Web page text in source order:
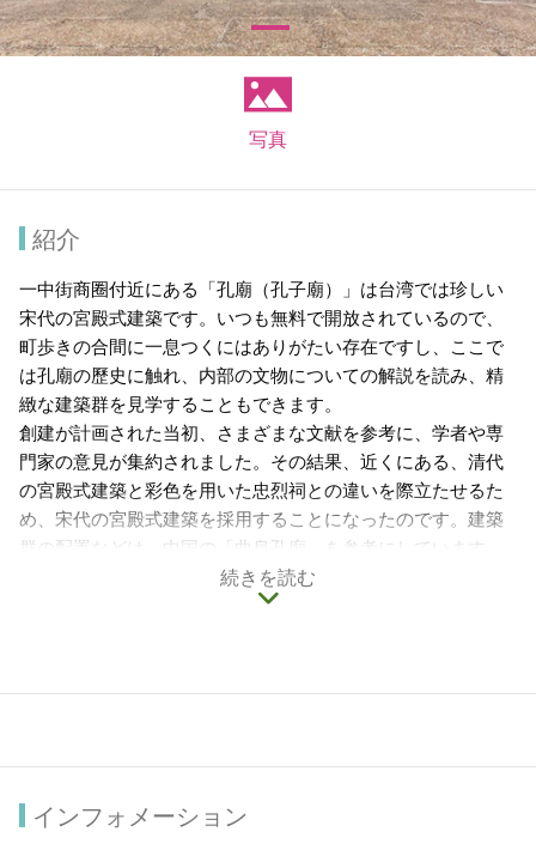
写真
紹介
一中街商圈付近にある「孔廟（孔子廟）」は台湾では珍しい
宋代の宮殿式建築です。いつも無料で開放されているので、
町歩きの合間に一息つくにはありがたい存在ですし、ここで
は孔廟の歷史に触れ、内部の文物についての解説を読み、精
緻な建築群を見学することもできます。
創建が計画された当初、さまざまな文献を参考に、学者や専
門家の意見が集約されました。その結果、近くにある、清代
の宮殿式建築と彩色を用いた忠烈祠との違いを際立たせるた
め、宋代の宮殿式建築を採用することになったのです。建築
群の配置などは、中国の「曲阜孔廟」を参考にしています。
「台中市孔廟」では、受験生と学生のため、受験シーズンな
どに合わせ心願成就の祈願を行っています。また、写生など
続きを読む
インフォメーション